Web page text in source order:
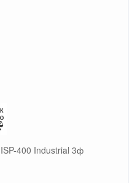
К
400 Industrial 3ф